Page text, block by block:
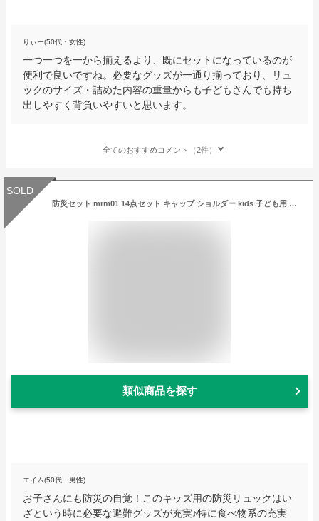
りぃー(50代・女性)
一つ一つを一から揃えるより、既にセットになっているのが
便利で良いですね。必要なグッズが一通り揃っており、リュ
ックのサイズ・詰めた内容の重量からも子どもさんでも持ち
出しやすく背負いやすいと思います。
全てのおすすめコメント（2件）
SOLD
防災セット mrm01 14点セット キャップ ショルダー kids 子ども用 防災グッズ 非常用持出袋 防災リュック おにぎり 缶入りパン クッキー リュック 1人用 災害対策 地震 水害 防災用品 避難グッズ 家族 避難用品 防災 マスク
類似商品を探す
エイム(50代・男性)
お子さんにも防災の自覚！このキッズ用の防災リュックはい
ざという時に必要な避難グッズが充実♪特に食べ物系の充実